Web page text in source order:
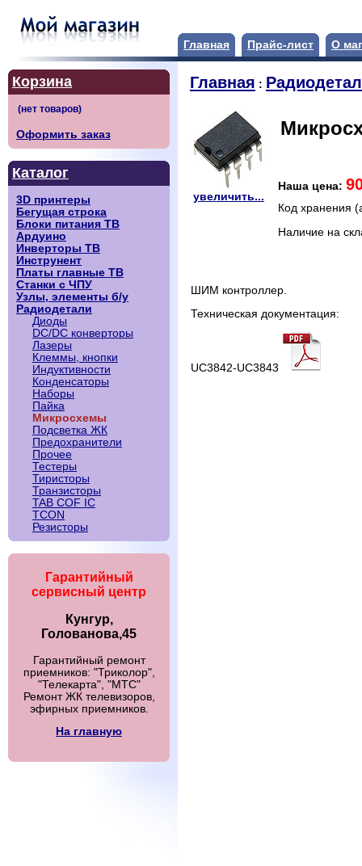
Главная Прайс-лист О
Корзина
Оформить заказ
Каталог
3D принтеры
Бегущая строка
Блоки питания ТВ
Ардуино
Инверторы ТВ
Инструнент
Платы главные ТВ
Станки с ЧПУ
Узлы, элементы б/у
Радиодетали
Диоды
DC/DC конверторы
Лазеры
Клеммы, кнопки
Индуктивности
Конденсаторы
Наборы
Пайка
Микросхемы
Подсветка ЖК
Предохранители
Прочее
Тестеры
Тиристоры
Транзисторы
TAB COF IC
TCON
Резисторы
Гарантийный
сервисный центр
Кунгур,
Голованова,45
Гарантийный ремонт
приемников: "Триколор",
"Телекарта", "МТС"
Ремонт ЖК телевизоров,
эфирных приемников.
На главную
Главная :
увеличить...
Наша цена:
Код хранения
Наличие на
ШИМ контроллер.
Техническая документация:
UC3842-UC3843